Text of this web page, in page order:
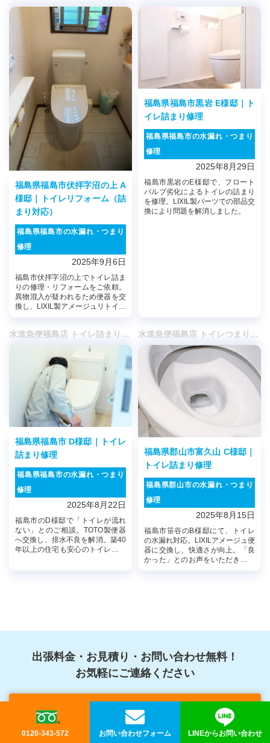
福島県福島市伏拝字沼の上 A
様邸｜トイレリフォーム（詰
まり対応）
福島県福島市の水漏れ・つまり
修理
2025年9月6日
福島市伏拝字沼の上でトイレ詰ま
りの修理・リフォームをご依頼。
異物混入が疑われるため便器を交
換し、LIXIL製アメージュリトイレ
福島県福島市黒岩 E様邸｜ト
イレ詰まり修理
福島県福島市の水漏れ・つまり
修理
2025年8月29日
福島市黒岩のE様邸で、フロート
バルブ劣化によるトイレの詰まり
を修理。LIXIL製パーツでの部品交
換により問題を解消しました。
水道急便福島店 トイレ詰まり・水漏れ修理・リフォーム | 福島市
福島県福島市 D様邸｜トイレ
詰まり修理
福島県福島市の水漏れ・つまり
修理
2025年8月22日
福島市のD様邸で「トイレが流れ
ない」とのご相談。TOTO製便器
へ交換し、排水不良を解消。築40
年以上の住宅も安心のトイレ環境
水道急便福島店 トイレつまり・水漏れ修理・リフォーム | 福島市
福島県郡山市富久山 C様邸｜
トイレ詰まり修理
福島県郡山市の水漏れ・つまり
修理
2025年8月15日
福島市笹谷のB様邸にて、トイレ
の水漏れ対応。LIXILアメージュ便
器に交換し、快適さが向上。「良
かった」とのお声をいただきまし
出張料金・お見積り・お問い合わせ無料！
お気軽にご連絡ください
0120-343-572
0120-343-572 お問い合わせフォーム LINEからお問い合わせ